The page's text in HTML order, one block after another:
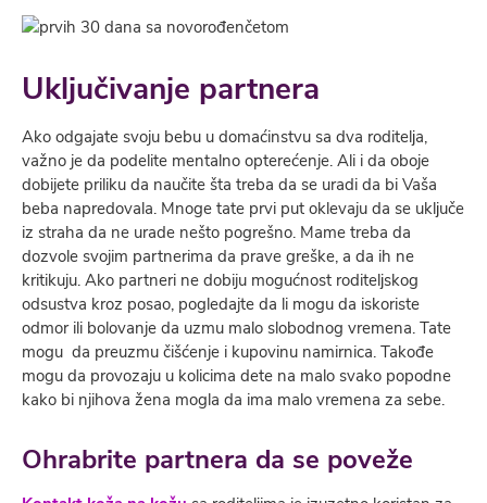
Uključivanje partnera
Ako odgajate svoju bebu u domaćinstvu sa dva roditelјa,
važno je da podelite mentalno opterećenje. Ali i da oboje
dobijete priliku da naučite šta treba da se uradi da bi Vaša
beba napredovala. Mnoge tate prvi put oklevaju da se uklјuče
iz straha da ne urade nešto pogrešno. Mame treba da
dozvole svojim partnerima da prave greške, a da ih ne
kritikuju. Ako partneri ne dobiju mogućnost roditelјskog
odsustva kroz posao, pogledajte da li mogu da iskoriste
odmor ili bolovanje da uzmu malo slobodnog vremena. Tate
mogu da preuzmu čišćenje i kupovinu namirnica. Takođe
mogu da provozaju u kolicima dete na malo svako popodne
kako bi njihova žena mogla da ima malo vremena za sebe.
Ohrabrite partnera da se poveže